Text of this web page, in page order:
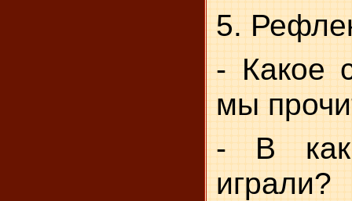
5.
- Какое
мы
- В
играли?